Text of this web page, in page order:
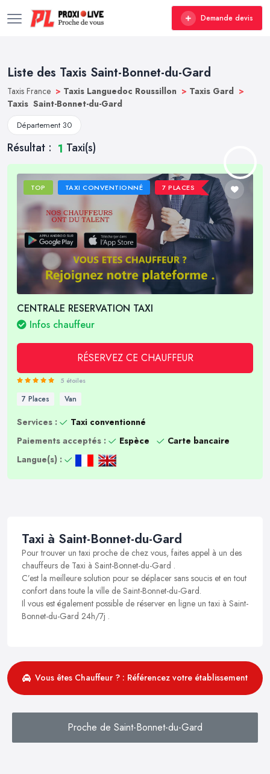
Demande devis
Liste des Taxis Saint-Bonnet-du-Gard
Taxis France > Taxis Languedoc Roussillon > Taxis Gard >
Taxis Saint-Bonnet-du-Gard
Département 30
Résultat : 1 Taxi(s)
TOP TAXI CONVENTIONNÉ 7 PLACES
CENTRALE RESERVATION TAXI
Infos chauffeur
RÉSERVEZ CE CHAUFFEUR
5 étoiles
7 Places Van
Services :
Taxi conventionné
Paiements acceptés :
Espèce
Carte bancaire
Langue(s) :
Taxi à Saint-Bonnet-du-Gard
Pour trouver un taxi proche de chez vous, faites appel à un des
chauffeurs de Taxi à Saint-Bonnet-du-Gard .
C’est la meilleure solution pour se déplacer sans soucis et en tout
confort dans toute la ville de Saint-Bonnet-du-Gard.
Il vous est également possible de réserver en ligne un taxi à Saint-
Bonnet-du-Gard 24h/7j .
Vous êtes Chauffeur ? : Référencez votre établissement
Proche de Saint-Bonnet-du-Gard